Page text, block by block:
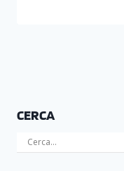
CERCA